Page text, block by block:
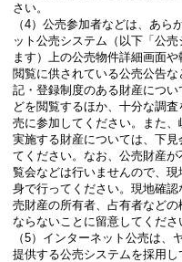
さい。
（4）公売参加者などは、あら
ット公売システム（以下「公
ます）上の公売物件詳細画面
閲覧に供されている公売公告
記・登録制度のある財産につい
どを閲覧するほか、十分な調
売に参加してください。また、
実施する財産については、下見
てください。なお、公売財産が
覧会などは行いませんので、現
身で行ってください。現地確
売財産の所有者、占有者などの
ならないことに留意してくださ
（5）インターネット公売は、
提供する公売システムを採用し